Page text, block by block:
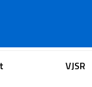
Anwaltsportal
VJSR